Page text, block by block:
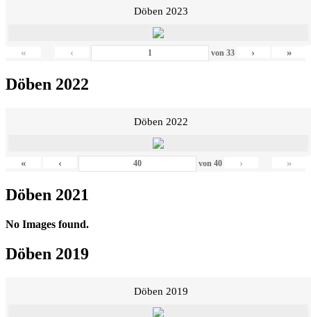
Döben 2023
« ‹ von 33 › »
Döben 2022
Döben 2022
« ‹ von40 › »
Döben 2021
No Images found.
Döben 2019
Döben 2019